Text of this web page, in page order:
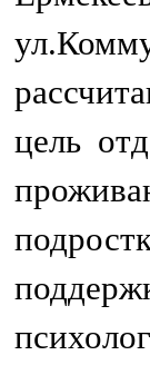
цель